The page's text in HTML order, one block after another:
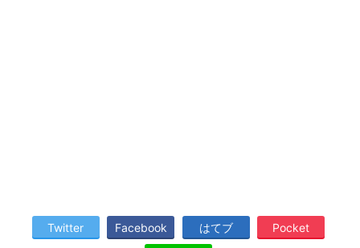
Twitter Facebook はてブ Pocket